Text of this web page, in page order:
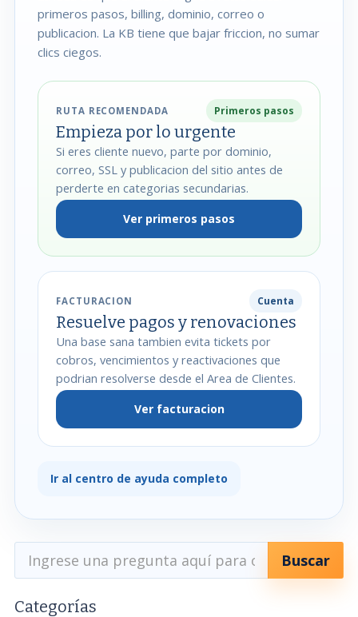
primeros pasos, billing, dominio, correo o
publicacion. La KB tiene que bajar friccion, no sumar
clics ciegos.
RUTA RECOMENDADA Primeros pasos
Empieza por lo urgente
Si eres cliente nuevo, parte por dominio,
correo, SSL y publicacion del sitio antes de
perderte en categorias secundarias.
Ver primeros pasos
FACTURACION Cuenta
Resuelve pagos y renovaciones
Una base sana tambien evita tickets por
cobros, vencimientos y reactivaciones que
podrian resolverse desde el Area de Clientes.
Ver facturacion
Ir al centro de ayuda completo
Categorías